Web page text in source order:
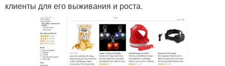
клиенты для его выживания и роста.